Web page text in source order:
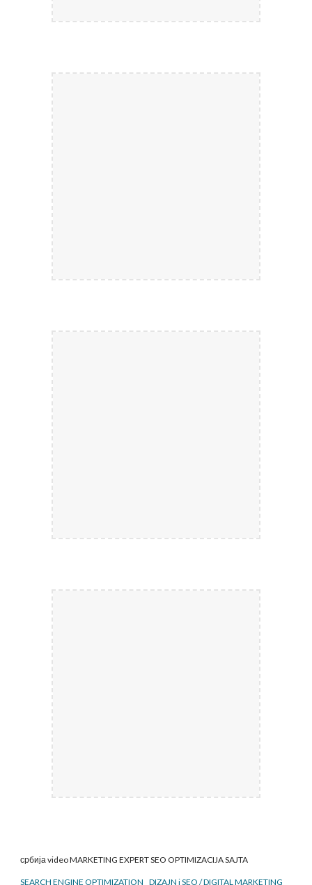
србија video MARKETING EXPERT SEO OPTIMIZACIJA SAJTA
SEARCH ENGINE OPTIMIZATION DIZAJN i SEO / DIGITAL MARKETING